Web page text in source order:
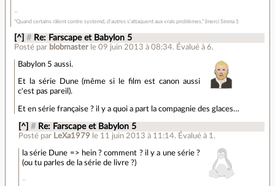
"Quand certains râlent contre systemd, d'autres s'attaquent aux vrais problèmes." (merci Sinma !)
[^] # Re: Farscape et Babylon 5
Posté par blobmaster le 09 juin 2013 à 08:34. Évalué à6.
Babylon 5 aussi.
Et la série Dune (même si le film est canon aussi
c'est pas pareil).
Et en série française ? il y a quoi a part la compagnie des glaces…
[^] # Re: Farscape et Babylon 5
Posté par LeXa1979 le 11 juin 2013 à 11:14. Évalué à 1 .
la série Dune => hein ? comment ? il y a une série ?
(ou tu parles de la série de livre ?)